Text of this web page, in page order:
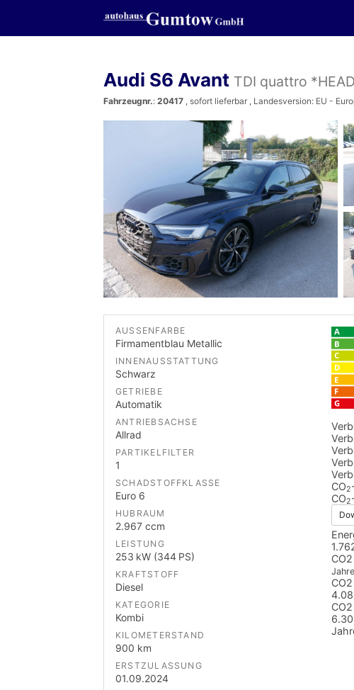
Audi S6 Avant TDI quattro
Fahrzeugnr.: 20417 , sofort lieferbar , Landesversion: EU -
AUSSENFARBE
Firmamentblau Metallic
INNENAUSSTATTUNG
Schwarz
GETRIEBE
Automatik
ANTRIEBSACHSE
Allrad
PARTIKELFILTER
1
SCHADSTOFFKLASSE
Euro 6
HUBRAUM
2.967 ccm
LEISTUNG
253 kW (344 PS)
KRAFTSTOFF
Diesel
KATEGORIE
Kombi
KILOMETERSTAND
900 km
ERSTZULASSUNG
01.09.2024
CO2
CO2